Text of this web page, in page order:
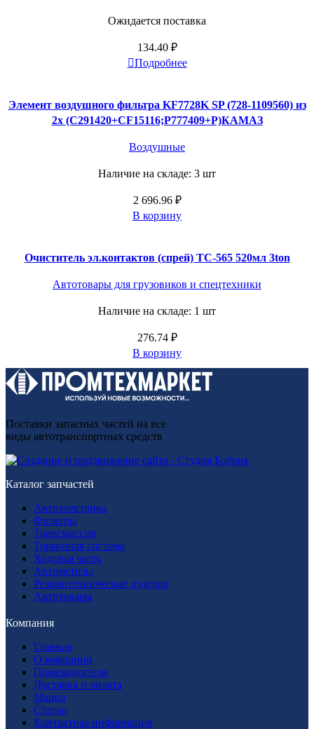
Ожидается поставка
134.40 ₽
Подробнее
Элемент воздушного фильтра KF7728K SP (728-1109560) из
2х (С291420+CF15116;P777409+P)КАМАЗ
Воздушные
Наличие на складе: 3 шт
2 696.96 ₽
В корзину
Очиститель эл.контактов (спрей) ТС-565 520мл 3ton
Автотовары для грузовиков и спецтехники
Наличие на складе: 1 шт
276.74 ₽
В корзину
Поставки запасных частей на все
виды автотранспортных средств
Каталог запчастей
Автоэлектрика
Фильтры
Трансмиссия
Тормозная система
Ходовая часть
Автометизы
Резинотехнические изделия
Автотовары
Компания
Главная
О компании
Производители
Доставка и оплата
Марки
Статьи
Контактная информация